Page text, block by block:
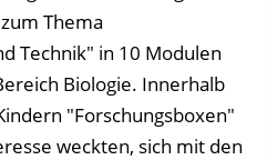
Thema
Technik" in 10 Modulen
Biologie. Innerhalb
"Forschungsboxen"
weckten, sich mit den